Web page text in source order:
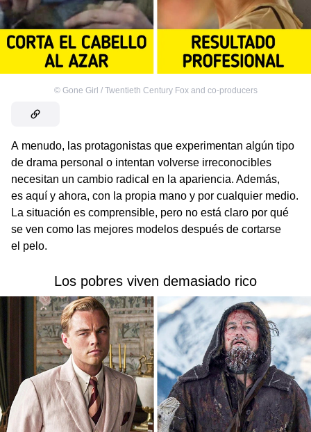
© Gone Girl / Twentieth Century Fox and co-producers
A menudo, las protagonistas que experimentan algún tipo
de drama personal o intentan volverse irreconocibles
necesitan un cambio radical en la apariencia. Además,
es aquí y ahora, con la propia mano y por cualquier medio.
La situación es comprensible, pero no está claro por qué
se ven como las mejores modelos después de cortarse
el pelo.
Los pobres viven demasiado rico